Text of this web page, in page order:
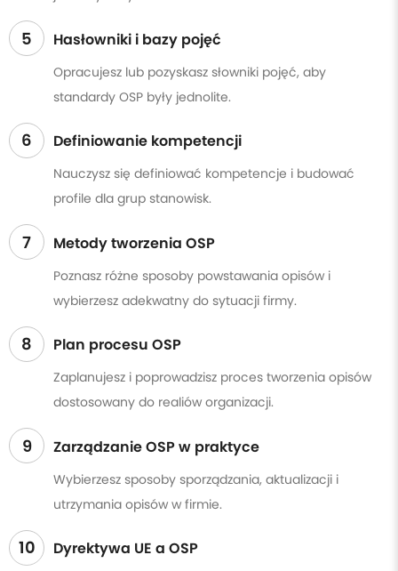
5 Hasłowniki i bazy pojęć
Opracujesz lub pozyskasz słowniki pojęć, aby
standardy OSP były jednolite.
6 Definiowanie kompetencji
Nauczysz się definiować kompetencje i budować
profile dla grup stanowisk.
7 Metody tworzenia OSP
Poznasz różne sposoby powstawania opisów i
wybierzesz adekwatny do sytuacji firmy.
8 Plan procesu OSP
Zaplanujesz i poprowadzisz proces tworzenia opisów
dostosowany do realiów organizacji.
9 Zarządzanie OSP w praktyce
Wybierzesz sposoby sporządzania, aktualizacji i
utrzymania opisów w firmie.
10 Dyrektywa UE a OSP